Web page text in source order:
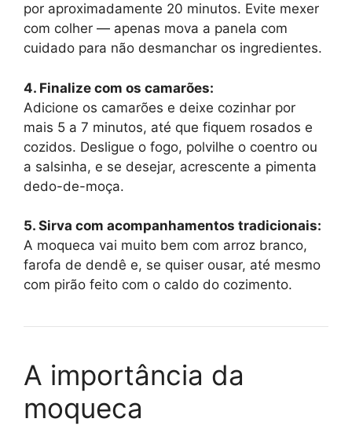
por aproximadamente 20 minutos. Evite mexer
com colher — apenas mova a panela com
cuidado para não desmanchar os ingredientes.
4. Finalize com os camarões:
Adicione os camarões e deixe cozinhar por
mais 5 a 7 minutos, até que fiquem rosados e
cozidos. Desligue o fogo, polvilhe o coentro ou
a salsinha, e se desejar, acrescente a pimenta
dedo-de-moça.
5. Sirva com acompanhamentos tradicionais:
A moqueca vai muito bem com arroz branco,
farofa de dendê e, se quiser ousar, até mesmo
com pirão feito com o caldo do cozimento.
A importância da
moqueca